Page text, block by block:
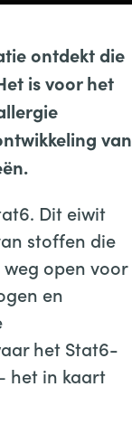
ontdekt die
is voor het
van
Dit eiwit
stoffen die
open voor
en
het Stat6-
het in kaart